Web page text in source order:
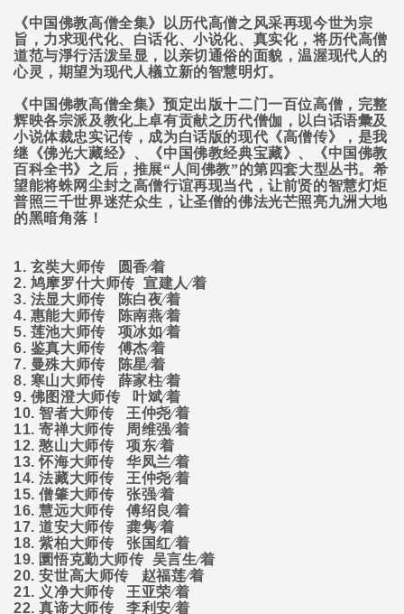
《中国佛教高僧全集》以历代高僧之风采再现今世为宗
旨，力求现代化、白话化、小说化、真实化，将历代高僧
道范与淨行活泼呈显，以亲切通俗的面貌，温渥现代人的
心灵，期望为现代人檥立新的智慧明灯。
《中国佛教高僧全集》预定出版十二门一百位高僧，完整
辉映各宗派及教化上卓有贡献之历代僧伽，以白话语彙及
小说体裁忠实记传，成为白话版的现代《高僧传》，是我
继《佛光大藏经》、《中国佛教经典宝藏》、《中国佛教
百科全书》之后，推展“人间佛教”的第四套大型丛书。希
望能将蛛网尘封之高僧行谊再现当代，让前贤的智慧灯炬
普照三千世界迷茫众生，让圣僧的佛法光芒照亮九洲大地
的黑暗角落！
1. 玄奘大师传
圆香∕着
2. 鸠摩罗什大师传
宣建人∕着
3. 法显大师传
陈白夜∕着
4. 惠能大师传
陈南燕∕着
5. 莲池大师传
项冰如∕着
6. 鉴真大师传
傅杰∕着
7. 曼殊大师传
陈星∕着
8. 寒山大师传
薛家柱∕着
9. 佛图澄大师传
叶斌∕着
10.智者大师传
王仲尧∕着
11.寄禅大师传
周维强∕着
12.憨山大师传
项东∕着
13.怀海大师传
华凤兰∕着
14.法藏大师传
王仲尧∕着
15.僧肇大师传
张强∕着
16.慧远大师传
傅绍良∕着
17.道安大师传
龚隽∕着
18.紫柏大师传
张国红∕着
19. 圜悟克勤大师传 吴言生∕着
20.安世高大师传
赵福莲∕着
21. 义净大师传
王亚荣∕着
22.真谛大师传 李利安∕着